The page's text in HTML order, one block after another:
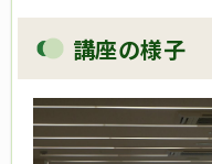
講座の様子